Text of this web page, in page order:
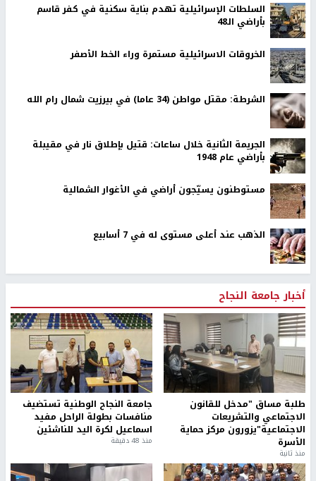
السلطات الإسرائيلية تهدم بناية سكنية في كفر قاسم
بأراضي الـ48
الخروقات الاسرائيلية مستمرة وراء الخط الأصفر
الشرطة: مقتل مواطن (34 عاما) في بيرزيت شمال رام الله
الجريمة الثانية خلال ساعات: قتيل بإطلاق نار في مقيبلة
بأراضي عام 1948
مستوطنون يسيّجون أراضي في الأغوار الشمالية
الذهب عند أعلى مستوى له في 7 أسابيع
أخبار جامعة النجاح
طلبة مساق "مدخل للقانون
الاجتماعي والتشريعات
الاجتماعية"يزورون مركز حماية
الأسرة
منذ ثانية
جامعة النجاح الوطنية تستضيف
منافسات بطولة الراحل مفيد
اسماعيل لكرة اليد للناشئين
منذ 48 دقيقة